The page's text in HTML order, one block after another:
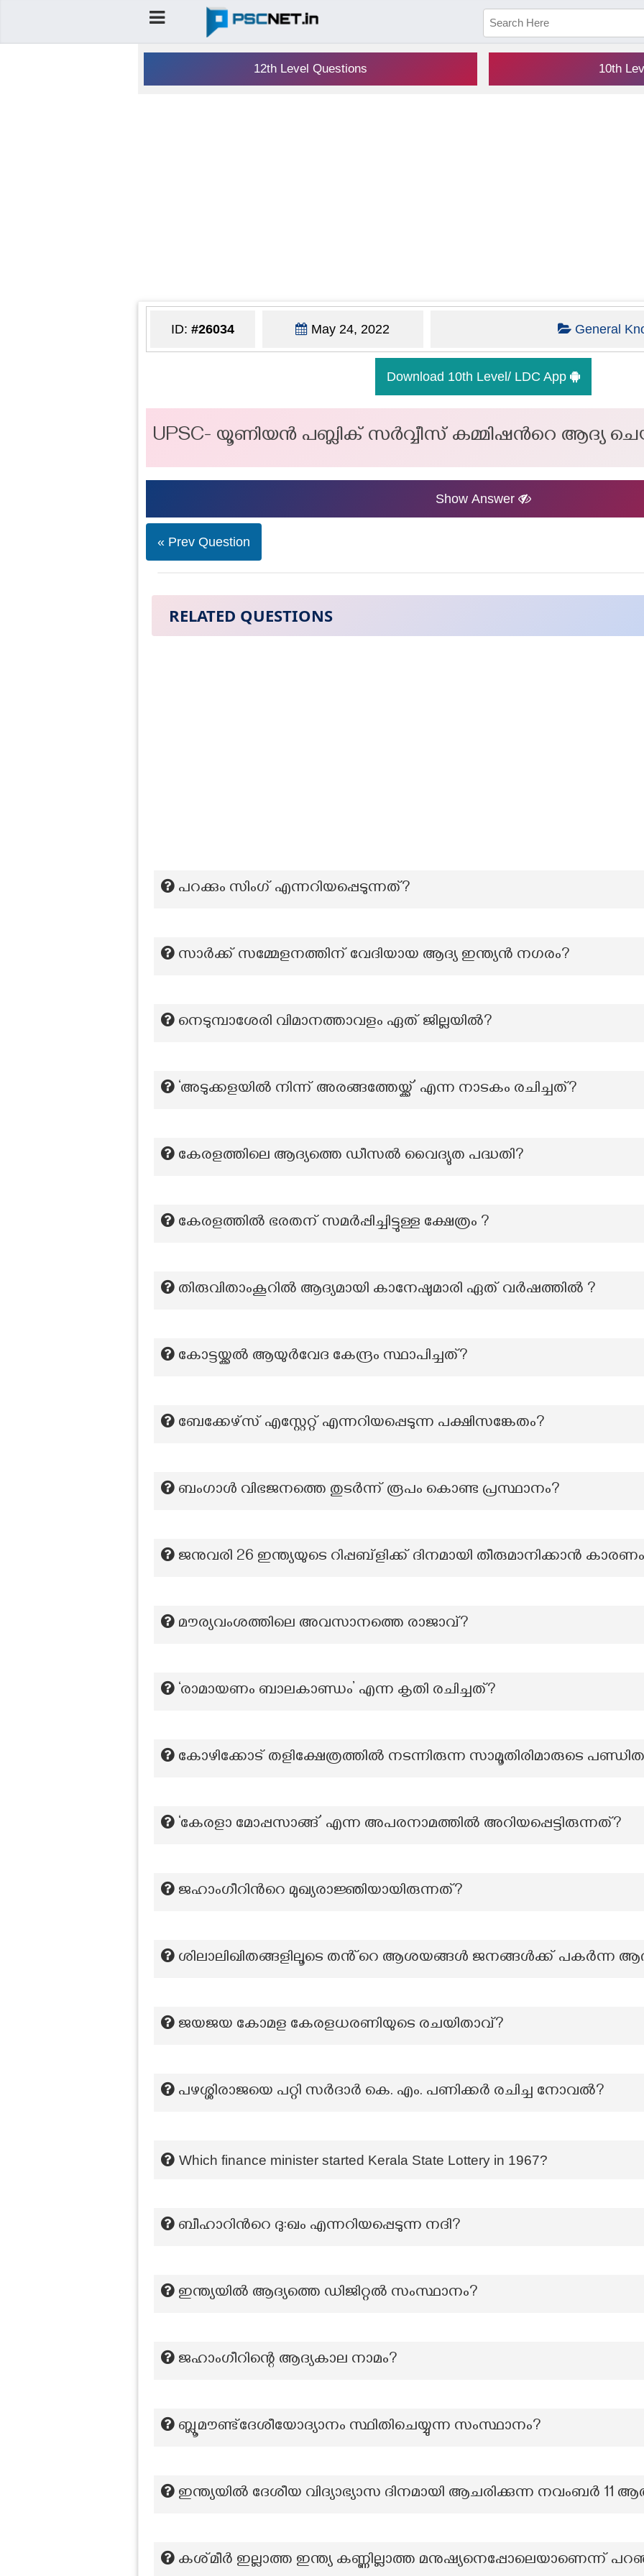
12th Level Questions 10th
ID: #26034 May 24, 2022 General
Download 10th Level/ LDC App
UPSC- യൂണിയൻ പബ്ലിക് സർവ്വീസ് കമ്മിഷന്‍റെ ആദ്യ
Show Answer
« Prev Question
RELATED QUESTIONS
പറക്കും സിംഗ് എന്നറിയപ്പെടുന്നത്?
സാർക്ക് സമ്മേളനത്തിന് വേദിയായ ആദ്യ ഇന്ത്യൻ നഗരം?
നെടുമ്പാശേരി വിമാനത്താവളം ഏത് ജില്ലയിൽ?
‘അടുക്കളയിൽ നിന്ന് അരങ്ങത്തേയ്ക്ക്’ എന്ന നാടകം രചിച്ചത്?
കേരളത്തിലെ ആദ്യത്തെ ഡീസൽ വൈദ്യുത പദ്ധതി?
കേരളത്തിൽ ഭരതന് സമർപ്പിച്ചിട്ടുള്ള ക്ഷേത്രം ?
തിരുവിതാംകൂറിൽ ആദ്യമായി കാനേഷുമാരി ഏത് വർഷത്തിൽ ?
കോട്ടയ്ക്കല്‍ ആയുര്‍വേദ കേന്ദ്രം സ്ഥാപിച്ചത്?
ബേക്കേഴ്സ് എസ്റ്റേറ്റ് എന്നറിയപ്പെടുന്ന പക്ഷിസങ്കേതം?
ബംഗാൾ വിഭജനത്തെ തുടർന്ന് രൂപം കൊണ്ട പ്രസ്ഥാനം?
ജനുവരി 26 ഇന്ത്യയുടെ റിപ്പബ്ളിക്ക് ദിനമായി തീരുമാനിക്കാൻ
മൗര്യവംശത്തിലെ അവസാനത്തെ രാജാവ്?
‘രാമായണം ബാലകാണ്ഡം’ എന്ന കൃതി രചിച്ചത്?
കോഴിക്കോട് തളിക്ഷേത്രത്തിൽ നടന്നിരുന്ന സാമൂതിരിമാരുടെ
‘കേരളാ മോപ്പസാങ്ങ്’ എന്ന അപരനാമത്തില്‍ അറിയപ്പെട്ടിരുന്നത്?
ജഹാംഗീറിൻറെ മുഖ്യരാജ്ഞിയായിരുന്നത്?
ശിലാലിഖിതങ്ങളിലൂടെ തൻ്റെ ആശയങ്ങൾ ജനങ്ങൾക്ക് പകർന്ന
ജയജയ കോമള കേരളധരണിയുടെ രചയിതാവ്?
പഴശ്ശിരാജയെ പറ്റി സർദാർ കെ. എം. പണിക്കർ രചിച്ച നോവൽ?
Which finance minister started Kerala State Lottery in 1967?
ബീഹാറിന്‍റെ ദു:ഖം എന്നറിയപ്പെടുന്ന നദി?
ഇന്ത്യയിൽ ആദ്യത്തെ ഡിജിറ്റൽ സംസ്ഥാനം?
ജഹാംഗീറിന്റെ ആദ്യകാല നാമം?
ബ്ലൂമൗണ്ട്ദേശീയോദ്യാനം സ്ഥിതിചെയ്യുന്ന സംസ്ഥാനം?
ഇന്ത്യയിൽ ദേശീയ വിദ്യാഭ്യാസ ദിനമായി ആചരിക്കുന്ന നവംബർ 11
കശ്‍മീർ ഇല്ലാത്ത ഇന്ത്യ കണ്ണില്ലാത്ത മനുഷ്യനെപ്പോലെയാണെന്ന്